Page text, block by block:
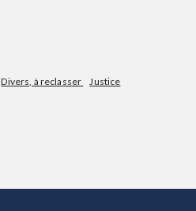
Divers, à reclasser
Justice